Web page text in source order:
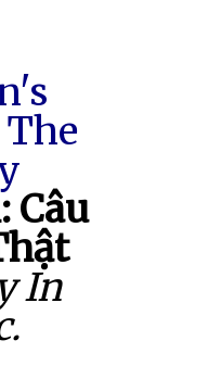
Câu
In